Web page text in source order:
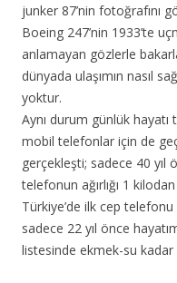
junker 87’nin fotoğrafını
Boeing 247’nin 1933’te
anlamayan gözlerle
dünyada ulaşımın nasıl
yoktur.
Aynı durum günlük
mobil telefonlar için de
gerçekleşti; sadece 40 yıl
telefonun ağırlığı 1
Türkiye’de ilk cep telefonu
sadece 22 yıl önce
listesinde ekmek-su kadar